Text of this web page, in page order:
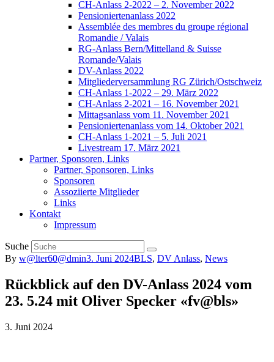
CH-Anlass 2-2022 – 2. November 2022
Pensioniertenanlass 2022
Assemblée des membres du groupe régional
Romandie / Valais
RG-Anlass Bern/Mittelland & Suisse
Romande/Valais
DV-Anlass 2022
Mitgliederversammlung RG Zürich/Ostschweiz
CH-Anlass 1-2022 – 29. März 2022
CH-Anlass 2-2021 – 16. November 2021
Mittagsanlass vom 11. November 2021
Pensioniertenanlass vom 14. Oktober 2021
CH-Anlass 1-2021 – 5. Juli 2021
Livestream 17. März 2021
Partner, Sponsoren, Links
Partner, Sponsoren, Links
Sponsoren
Assoziierte Mitglieder
Links
Kontakt
Impressum
Suche
By w@lter60@dmin3. Juni 2024BLS, DV Anlass, News
Rückblick auf den DV-Anlass 2024 vom
23. 5.24 mit Oliver Specker «fv@bls»
3. Juni 2024